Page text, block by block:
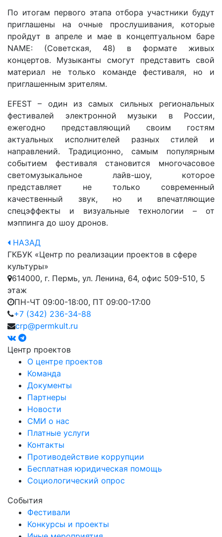
По итогам первого этапа отбора участники будут
приглашены на очные прослушивания, которые
пройдут в апреле и мае в концептуальном баре
NAME: (Советская, 48) в формате живых
концертов. Музыканты смогут представить свой
материал не только команде фестиваля, но и
приглашенным зрителям.
EFEST – один из самых сильных региональных
фестивалей электронной музыки в России,
ежегодно представляющий своим гостям
актуальных исполнителей разных стилей и
направлений. Традиционно, самым популярным
событием фестиваля становится многочасовое
светомузыкальное лайв-шоу, которое
представляет не только современный
качественный звук, но и впечатляющие
спецэффекты и визуальные технологии – от
мэппинга до шоу дронов.
НАЗАД
ГКБУК «Центр по реализации проектов в сфере
культуры»
614000, г. Пермь, ул. Ленина, 64, офис 509-510, 5
этаж
ПН-ЧТ 09:00-18:00, ПТ 09:00-17:00
+7 (342) 236-34-88
crp@permkult.ru
Центр проектов
О центре проектов
Команда
Документы
Партнеры
Новости
СМИ о нас
Платные услуги
Контакты
Противодействие коррупции
Бесплатная юридическая помощь
Социологический опрос
События
Фестивали
Конкурсы и проекты